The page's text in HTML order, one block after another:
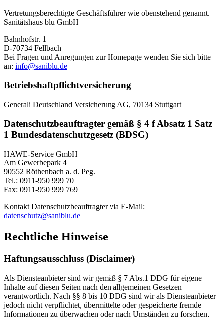
Vertretungsberechtigte Geschäftsführer wie obenstehend genannt.
Sanitätshaus blu GmbH
Bahnhofstr. 1
D-70734 Fellbach
Bei Fragen und Anregungen zur Homepage wenden Sie sich bitte
an: info@saniblu.de
Betriebshaftpflichtversicherung
Generali Deutschland Versicherung AG, 70134 Stuttgart
Datenschutzbeauftragter gemäß § 4 f Absatz 1 Satz
1 Bundesdatenschutzgesetz (BDSG)
HAWE-Service GmbH
Am Gewerbepark 4
90552 Röthenbach a. d. Peg.
Tel.: 0911-950 999 70
Fax: 0911-950 999 769
Kontakt Datenschutzbeauftragter via E-Mail:
datenschutz@saniblu.de
Rechtliche Hinweise
Haftungsausschluss (Disclaimer)
Als Diensteanbieter sind wir gemäß § 7 Abs.1 DDG für eigene
Inhalte auf diesen Seiten nach den allgemeinen Gesetzen
verantwortlich. Nach §§ 8 bis 10 DDG sind wir als Diensteanbieter
jedoch nicht verpflichtet, übermittelte oder gespeicherte fremde
Informationen zu überwachen oder nach Umständen zu forschen,